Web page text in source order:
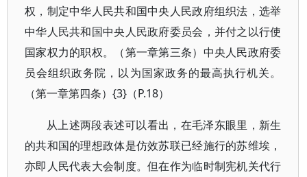
权，制定中华人民共和国中央人民政府组织法，选举
中华人民共和国中央人民政府委员会，并付之以行使
国家权力的职权。（第一章第三条）中央人民政府委
员会组织政务院，以为国家政务的最高执行机关。
（第一章第四条）{3}（P.18）
从上述两段表述可以看出，在毛泽东眼里，新生
的共和国的理想政体是仿效苏联已经施行的苏维埃，
亦即人民代表大会制度。但在作为临时制宪机关代行